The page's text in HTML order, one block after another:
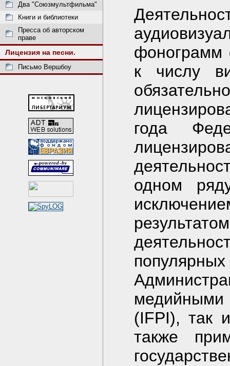
Два "Союзмультфильма"
Книги и библиотеки
Пресса об авторском
праве
Лицензия на песни.
Письмо Вершбоу
фонограмм
к числу
года
одном
медийными
(IFPI), так
также